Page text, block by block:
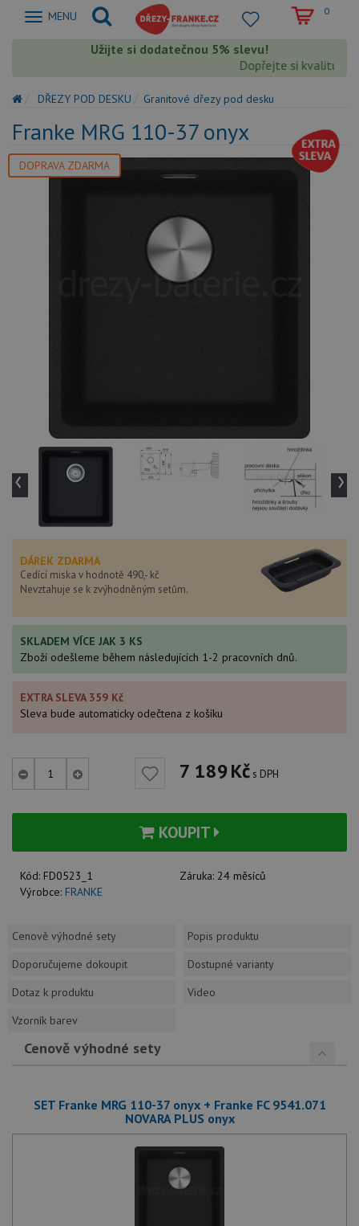
Zobrazit
MENU 0
Užijte si dodatečnou 5% slevu!
Dopřejte si kvalitu
DŘEZY POD DESKU Granitové dřezy pod desku
Franke MRG 110-37 onyx
DOPRAVA ZDARMA
‹ ›
DÁREK ZDARMA
Cedící miska v hodnotě 490,- kč
Nevztahuje se k zvýhodněným setům.
SKLADEM VÍCE JAK 3 KS
Zboží odešleme během následujících 1-2 pracovních dnů.
EXTRA SLEVA 359 Kč
Sleva bude automaticky odečtena z košíku
7 189Kč s DPH
KOUPIT
Kód: FD0523_1 Záruka: 24 měsíců
Výrobce: FRANKE
Cenově výhodné sety
Popis produktu
Doporučujeme dokoupit
Dostupné varianty
Dotaz k produktu
Video
Vzorník barev
Cenově výhodné sety
SET Franke MRG 110-37 onyx + Franke FC 9541.071
NOVARA PLUS onyx